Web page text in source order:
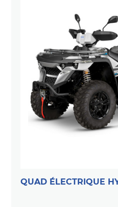
QUAD ÉLECTRIQUE